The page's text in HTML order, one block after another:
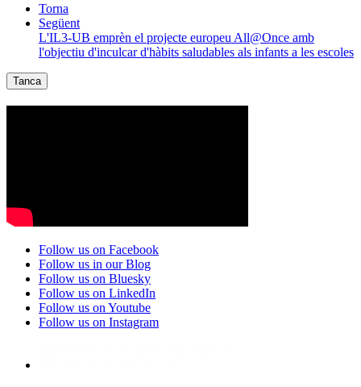
Torna
Següent
L'IL3-UB emprèn el projecte europeu All@Once amb
l'objectiu d'inculcar d'hàbits saludables als infants a les escoles
Tanca
Follow us on Facebook
Follow us in our Blog
Follow us on Bluesky
Follow us on LinkedIn
Follow us on Youtube
Follow us on Instagram